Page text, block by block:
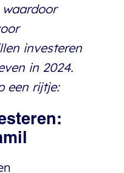
investeren
in 2024.
een rijtje: